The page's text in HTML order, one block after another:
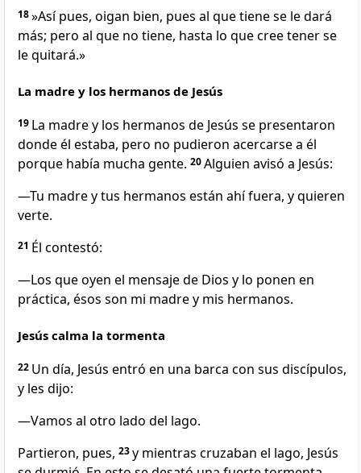
18»Así pues, oigan bien, pues al que tiene se le dará
más; pero al que no tiene, hasta lo que cree tener se
le quitará.»
La madre y los hermanos de Jesús
19 La madre y los hermanos de Jesús se presentaron
donde él estaba, pero no pudieron acercarse a él
porque había mucha gente. 20Alguien avisó a Jesús:
—Tu madre y tus hermanos están ahí fuera, y quieren
verte.
21 Él contestó:
—Los que oyen el mensaje de Dios y lo ponen en
práctica, ésos son mi madre y mis hermanos.
Jesús calma la tormenta
22 Un día, Jesús entró en una barca con sus discípulos,
y les dijo:
—Vamos al otro lado del lago.
Partieron, pues, 23y mientras cruzaban el lago, Jesús